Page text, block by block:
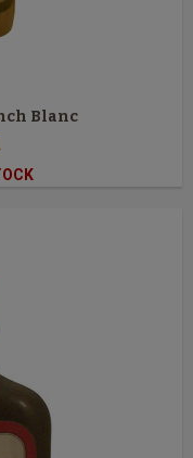
Blanc